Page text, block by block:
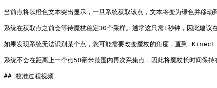
当前点将以橙色文本突出显示，一旦系统获取该点，文本将变为绿色并移动
系统在获取点之前会等待魔杖稳定30个采样。通常这只需1秒钟，因此建议
如果发现系统无法识别某个点，您可能需要改变魔杖的角度，直到 Kinect
系统不会在距离上一个点50毫米范围内再次采集点，因此将魔杖长时间保持
## 校准过程视频